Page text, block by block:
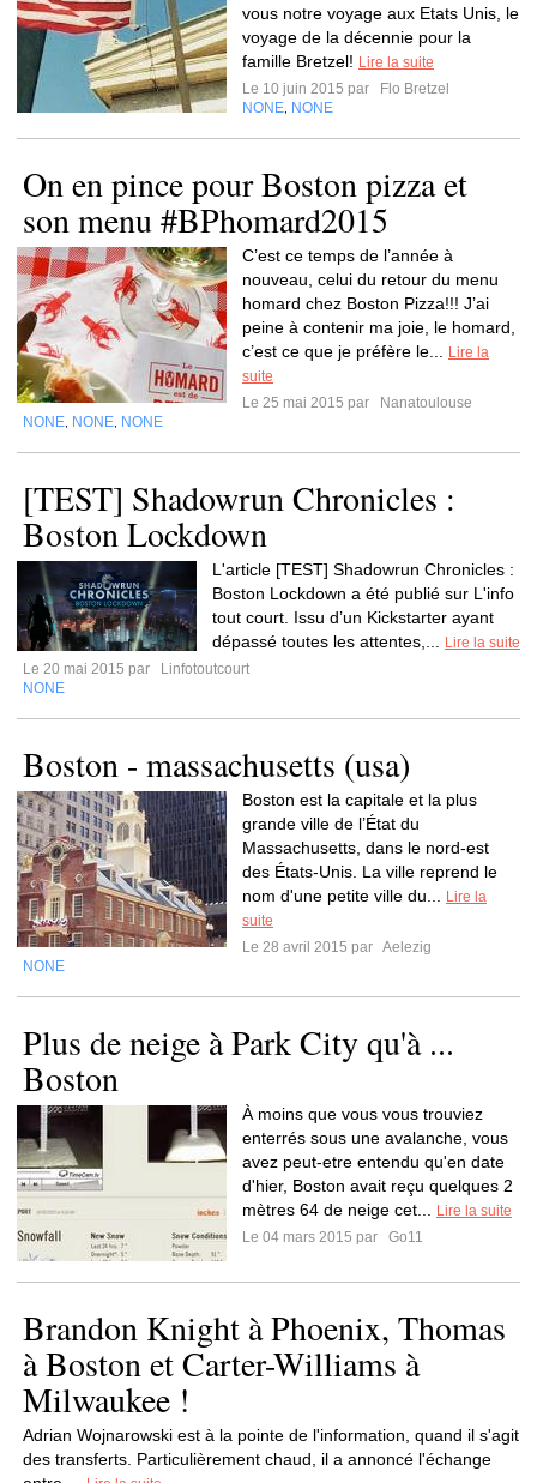
vous notre voyage aux Etats Unis, le
voyage de la décennie pour la
famille Bretzel! Lire la suite
Le 10 juin 2015 par
Flo Bretzel
NONE NONE
On en pince pour Boston pizza et
son menu #BPhomard2015
C’est ce temps de l’année à
nouveau, celui du retour du menu
homard chez Boston Pizza!!! J’ai
peine à contenir ma joie, le homard,
c’est ce que je préfère le...
Lire la
suite
Le 25 mai 2015 par
Nanatoulouse
NONE NONE NONE
[TEST] Shadowrun Chronicles :
Boston Lockdown
L'article [TEST] Shadowrun Chronicles :
Boston Lockdown a été publié sur L'info
tout court. Issu d’un Kickstarter ayant
dépassé toutes les attentes,...
Lire la suite
Le 20 mai 2015 par
Linfotoutcourt
NONE
Boston - massachusetts (usa)
Boston est la capitale et la plus
grande ville de l’État du
Massachusetts, dans le nord-est
des États-Unis. La ville reprend le
nom d'une petite ville du...
Lire la
suite
Le 28 avril 2015 par Aelezig
NONE
Plus de neige à Park City qu'à ...
Boston
À moins que vous vous trouviez
enterrés sous une avalanche, vous
avez peut-etre entendu qu'en date
d'hier, Boston avait reçu quelques 2
mètres 64 de neige cet...
Lire la suite
Le 04 mars 2015 par
Go11
Brandon Knight à Phoenix, Thomas
à Boston et Carter-Williams à
Milwaukee !
Adrian Wojnarowski est à la pointe de l'information, quand il s'agit
des transferts. Particulièrement chaud, il a annoncé l'échange